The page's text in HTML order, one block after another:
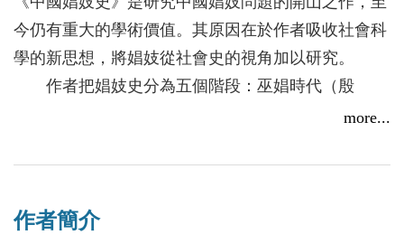
2014/10/13
今仍有重大的學術價值。其原因在於作者吸收社會科
學的新思想，將娼妓從社會史的視角加以研究。
作者把娼妓史分為五個階段：巫娼時代（殷
商）、奴隸娼妓與官娼發生時代（先秦兩漢）、家妓
（隋至明代）、私人經營娼妓時代（清以降）。而不
展示各個階段發展的特色。
more...
作者簡介